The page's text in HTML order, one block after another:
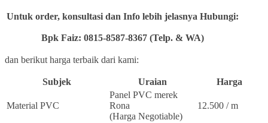
Untuk order, konsultasi dan Info lebih jelasnya Hubungi:
Bpk Faiz: 0815-8587-8367 (Telp. & WA)
dan berikut harga terbaik dari kami:
Subjek Uraian Harga
Material PVC
Panel PVC merek
Rona
(Harga Negotiable)
12.500 / m